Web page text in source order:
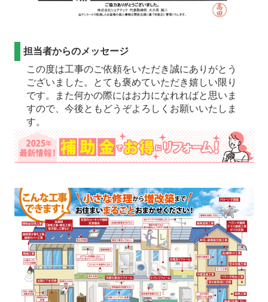
担当者からのメッセージ
この度は工事のご依頼をいただき誠にありがとう
ございました。とても褒めていただき嬉しい限り
です。また何かの際にはお力になれればと思いま
すので、今後ともどうぞよろしくお願いいたしま
す。